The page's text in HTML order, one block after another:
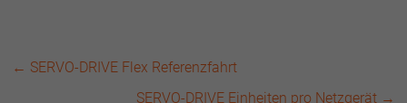
← SERVO-DRIVE Flex Referenzfahrt
SERVO-DRIVE Einheiten pro Netzgerät →